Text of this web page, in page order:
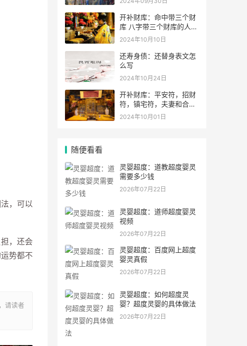
，可以
，还会
势都不
请读者
开补财库：命中带三个财
库 八字带三个财库的人是
不是很有钱？
2024年10月10日
还寿身债：还替身表文怎
么写
2024年10月24日
开补财库：平安符，招财
符，镇宅符，夫妻和合符.
灵符符咒.
2024年10月01日
随便看看
灵婴超度：道教超度婴灵
需要多少钱
2026年07月22日
灵婴超度：道师超度婴灵
视频
2026年07月22日
灵婴超度：百度网上超度
婴灵真假
2026年07月22日
灵婴超度：如何超度灵
婴？超度灵婴的具体做法
2026年07月22日